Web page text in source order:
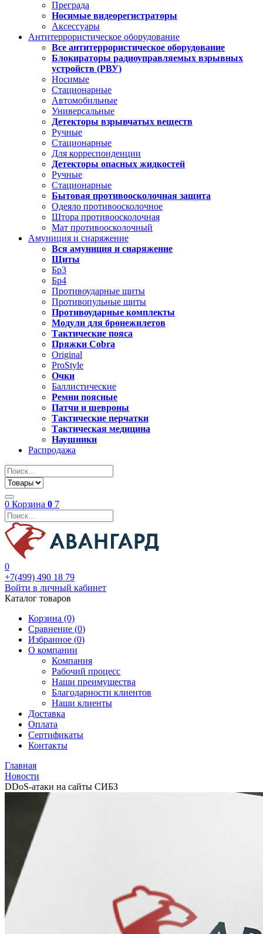
Преграда
Носимые видеорегистраторы
Аксессуары
Антитеррористическое оборудование
Все антитеррористическое оборудование
Блокираторы радиоуправляемых взрывных
устройств (РВУ)
Носимые
Стационарные
Автомобильные
Универсальные
Детекторы взрывчатых веществ
Ручные
Стационарные
Для корреспонденции
Детекторы опасных жидкостей
Ручные
Стационарные
Бытовая противоосколочная защита
Одеяло противоосколочное
Штора противоосколочная
Мат противоосколочный
Амуниция и снаряжение
Вся амуниция и снаряжение
Щиты
Бр3
Бр4
Противоударные щиты
Противопульные щиты
Противоударные комплекты
Модули для бронежилетов
Тактические пояса
Пряжки Cobra
Original
ProStyle
Очки
Баллистические
Ремни поясные
Патчи и шевроны
Тактические перчатки
Тактическая медицина
Наушники
Распродажа
0 Корзина 0 7
0
+7(499) 490 18 79
Войти в личный кабинет
Каталог товаров
Корзина (0)
Сравнение (0)
Избранное (0)
О компании
Компания
Рабочий процесс
Наши преимущества
Благодарности клиентов
Наши клиенты
Доставка
Оплата
Сертификаты
Контакты
Главная
Новости
DDoS-атаки на сайты СИБЗ